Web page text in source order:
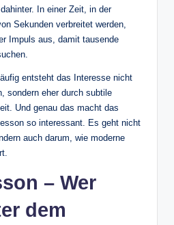
In einer Zeit, in der
Sekunden verbreitet werden,
Impuls aus, damit tausende
entsteht das Interesse nicht
sondern eher durch subtile
Und genau das macht das
so interessant. Es geht nicht
auch darum, wie moderne
– Wer
dem